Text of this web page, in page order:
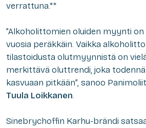
verrattuna.**
”Alkoholittomien oluiden myynti
vuosia peräkkäin. Vaikka
tilastoidusta olutmyynnistä on
merkittävä oluttrendi, joka
kasvuaan pitkään”, sanoo
Tuula Loikkanen.
Sinebrychoffin Karhu-brändi